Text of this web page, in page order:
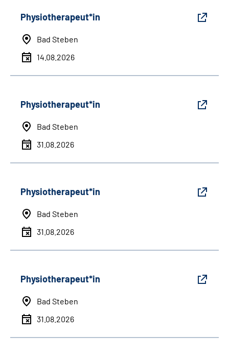
Physiotherapeut*in
Bad Steben
14.08.2026
Physiotherapeut*in
Bad Steben
31.08.2026
Physiotherapeut*in
Bad Steben
31.08.2026
Physiotherapeut*in
Bad Steben
31.08.2026